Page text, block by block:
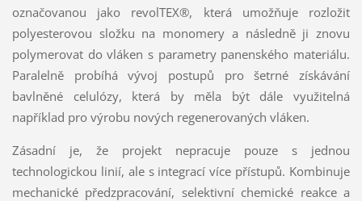
označovanou jako revolTEX®, která umožňuje rozložit
polyesterovou složku na monomery a následně ji znovu
polymerovat do vláken s parametry panenského materiálu.
Paralelně probíhá vývoj postupů pro šetrné získávání
bavlněné celulózy, která by měla být dále využitelná
například pro výrobu nových regenerovaných vláken.
Zásadní je, že projekt nepracuje pouze s jednou
technologickou linií, ale s integrací více přístupů. Kombinuje
mechanické předzpracování, selektivní chemické reakce a